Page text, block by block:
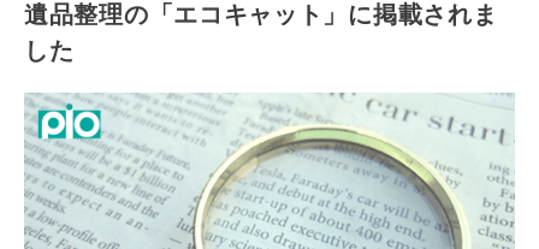
遺品整理の「エコキャット」に掲載されま
した